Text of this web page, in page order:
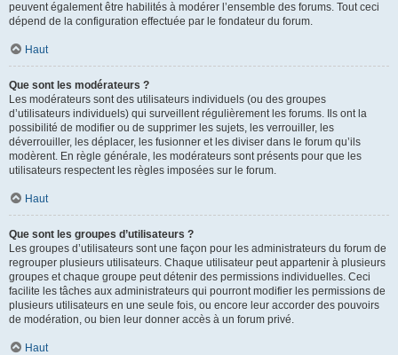
peuvent également être habilités à modérer l’ensemble des forums. Tout ceci
dépend de la configuration effectuée par le fondateur du forum.
Haut
Que sont les modérateurs ?
Les modérateurs sont des utilisateurs individuels (ou des groupes
d’utilisateurs individuels) qui surveillent régulièrement les forums. Ils ont la
possibilité de modifier ou de supprimer les sujets, les verrouiller, les
déverrouiller, les déplacer, les fusionner et les diviser dans le forum qu’ils
modèrent. En règle générale, les modérateurs sont présents pour que les
utilisateurs respectent les règles imposées sur le forum.
Haut
Que sont les groupes d’utilisateurs ?
Les groupes d’utilisateurs sont une façon pour les administrateurs du forum de
regrouper plusieurs utilisateurs. Chaque utilisateur peut appartenir à plusieurs
groupes et chaque groupe peut détenir des permissions individuelles. Ceci
facilite les tâches aux administrateurs qui pourront modifier les permissions de
plusieurs utilisateurs en une seule fois, ou encore leur accorder des pouvoirs
de modération, ou bien leur donner accès à un forum privé.
Haut